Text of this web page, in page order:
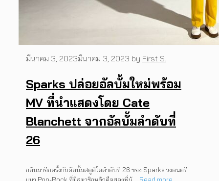
Sparks ปล่อยอัลบั้มใหม่พร้อม
MV ที่นำแสดงโดย Cate
Blanchett จากอัลบั้มลำดับที่
26
มีนาคม 3, 2023มีนาคม 3, 2023 by First S.
กลับมาอีกครั้งกับอัลบั้มสตูดิโอลำดับที่ 26 ของ Sparks วงดนตรี
สองนักดนตรี หนึ่งบทสนทนาบน
MUSIC
PREP คัมแบ็กเอเชีย! ประกาศ
MUSIC